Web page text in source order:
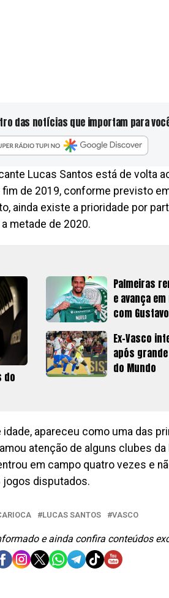
das notícias que importam para
Lucas Santos está de volta
de 2019, conforme previsto
ainda existe a prioridade por
metade de 2020.
do
Palmeiras
e avança
com
Ex-Vasco
após
do Mundo
apareceu como uma das
atenção de alguns clubes da
em campo quatro vezes e
jogos disputados.
LUCAS SANTOS VASCO
e ainda confira conteúdos